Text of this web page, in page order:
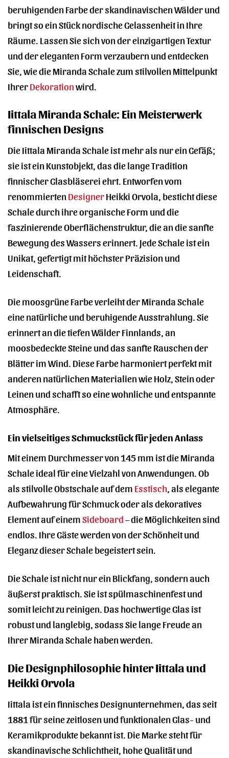
beruhigenden Farbe der skandinavischen Wälder und
bringt so ein Stück nordische Gelassenheit in Ihre
Räume. Lassen Sie sich von der einzigartigen Textur
und der eleganten Form verzaubern und entdecken
Sie, wie die Miranda Schale zum stilvollen Mittelpunkt
IhrerDekorationwird.
Iittala Miranda Schale: Ein Meisterwerk
finnischen Designs
Die Iittala Miranda Schale ist mehr als nur ein Gefäß;
sie ist ein Kunstobjekt, das die lange Tradition
finnischer Glasbläserei ehrt. Entworfen vom
renommierten DesignerHeikki Orvola, besticht diese
Schale durch ihre organische Form und die
faszinierende Oberflächenstruktur, die an die sanfte
Bewegung des Wassers erinnert. Jede Schale ist ein
Unikat, gefertigt mit höchster Präzision und
Leidenschaft.
Die moosgrüne Farbe verleiht der Miranda Schale
eine natürliche und beruhigende Ausstrahlung. Sie
erinnert an die tiefen Wälder Finnlands, an
moosbedeckte Steine und das sanfte Rauschen der
Blätter im Wind. Diese Farbe harmoniert perfekt mit
anderen natürlichen Materialien wie Holz, Stein oder
Leinen und schafft so eine wohnliche und entspannte
Atmosphäre.
Ein vielseitiges Schmuckstück für jeden Anlass
Mit einem Durchmesser von 145 mm ist die Miranda
Schale ideal für eine Vielzahl von Anwendungen. Ob
als stilvolle Obstschale auf dem Esstisch , als elegante
Aufbewahrung für Schmuck oder als dekoratives
Element auf einemSideboard– die Möglichkeiten sind
endlos. Ihre Gäste werden von der Schönheit und
Eleganz dieser Schale begeistert sein.
Die Schale ist nicht nur ein Blickfang, sondern auch
äußerst praktisch. Sie ist spülmaschinenfest und
somit leicht zu reinigen. Das hochwertige Glas ist
robust und langlebig, sodass Sie lange Freude an
Ihrer Miranda Schale haben werden.
Die Designphilosophie hinter Iittala und
Heikki Orvola
Iittala ist ein finnisches Designunternehmen, das seit
1881 für seine zeitlosen und funktionalen Glas- und
Keramikprodukte bekannt ist. Die Marke steht für
skandinavische Schlichtheit, hohe Qualität und